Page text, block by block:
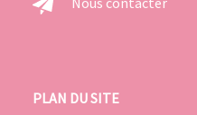
PLAN DU SITE